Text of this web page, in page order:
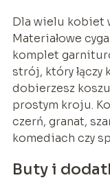
Dla wielu kobiet
Materiałowe
komplet
strój, który
dobierzesz
prostym kroju.
czerń, granat,
komediach czy
Buty i